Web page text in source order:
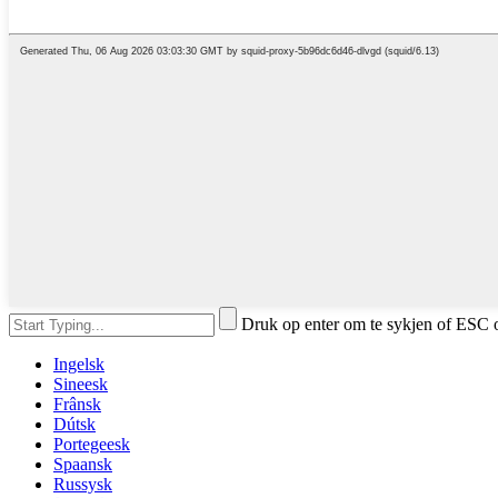
Druk op enter om te sykjen of ESC
Ingelsk
Sineesk
Frânsk
Dútsk
Portegeesk
Spaansk
Russysk